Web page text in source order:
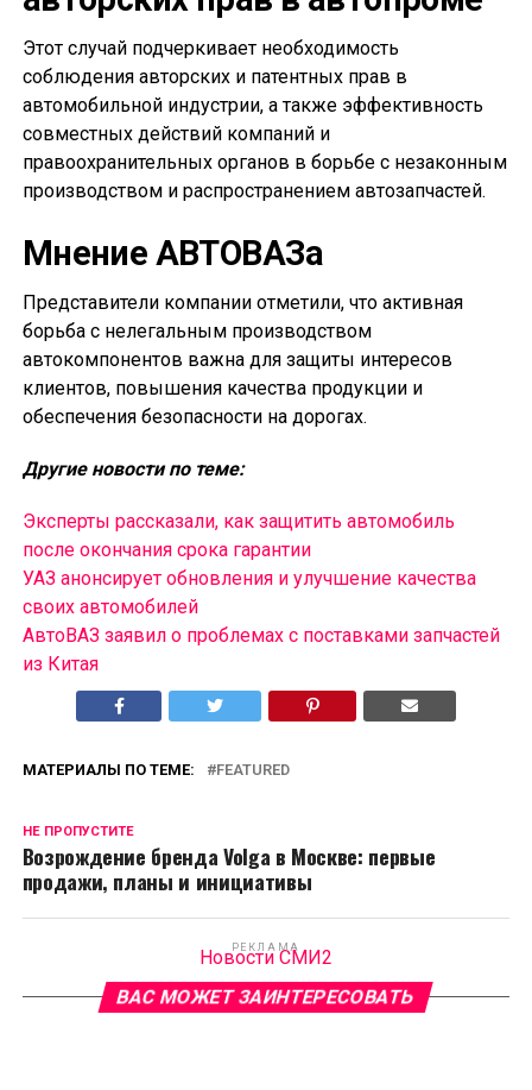
Этот случай подчеркивает необходимость
соблюдения авторских и патентных прав в
автомобильной индустрии, а также эффективность
совместных действий компаний и
правоохранительных органов в борьбе с незаконным
производством и распространением автозапчастей.
Мнение АВТОВАЗа
Представители компании отметили, что активная
борьба с нелегальным производством
автокомпонентов важна для защиты интересов
клиентов, повышения качества продукции и
обеспечения безопасности на дорогах.
Другие новости по теме:
Эксперты рассказали, как защитить автомобиль
после окончания срока гарантии
УАЗ анонсирует обновления и улучшение качества
своих автомобилей
АвтоВАЗ заявил о проблемах с поставками запчастей
из Китая
МАТЕРИАЛЫ ПО ТЕМЕ: FEATURED
НЕ ПРОПУСТИТЕ
Возрождение бренда Volga в Москве: первые
продажи, планы и инициативы
РЕКЛАМА
Новости СМИ2
ВАС МОЖЕТ ЗАИНТЕРЕСОВАТЬ